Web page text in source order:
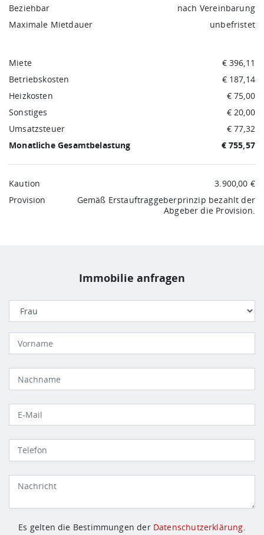
Beziehbar
nach Vereinbarung
Maximale Mietdauer
unbefristet
Miete
€ 396,11
Betriebskosten
€ 187,14
Heizkosten
€ 75,00
Sonstiges
€ 20,00
Umsatzsteuer
€ 77,32
Monatliche Gesamtbelastung
€ 755,57
Kaution
3.900,00 €
Provision
Gemäß Erstauftraggeberprinzip bezahlt der
Abgeber die Provision.
Immobilie anfragen
Es gelten die Bestimmungen der Datenschutzerklärung.